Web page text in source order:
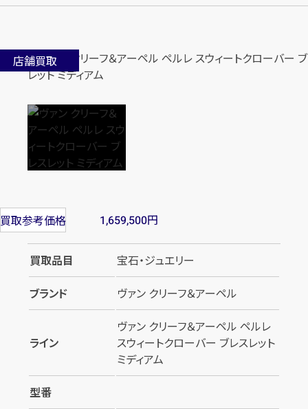
カンタン無料
1
店舗買取
買取参考価格 1,659,500円
買取品目
宝石・ジュエリー
ブランド
ヴァン クリーフ＆アーペル
ライン
ヴァン クリーフ＆アーペル ペルレ
スウィートクローバー ブレスレット
ミディアム
型番